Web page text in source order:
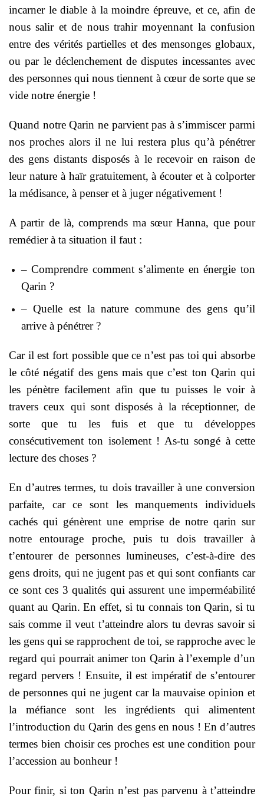
incarner le diable à la moindre épreuve, et ce, afin de
nous salir et de nous trahir moyennant la confusion
entre des vérités partielles et des mensonges globaux,
ou par le déclenchement de disputes incessantes avec
des personnes qui nous tiennent à cœur de sorte que se
vide notre énergie !
Quand notre Qarin ne parvient pas à s’immiscer parmi
nos proches alors il ne lui restera plus qu’à pénétrer
des gens distants disposés à le recevoir en raison de
leur nature à haïr gratuitement, à écouter et à colporter
la médisance, à penser et à juger négativement !
A partir de là, comprends ma sœur Hanna, que pour
remédier à ta situation il faut :
– Comprendre comment s’alimente en énergie ton
Qarin ?
– Quelle est la nature commune des gens qu’il
arrive à pénétrer ?
Car il est fort possible que ce n’est pas toi qui absorbe
le côté négatif des gens mais que c’est ton Qarin qui
les pénètre facilement afin que tu puisses le voir à
travers ceux qui sont disposés à la réceptionner, de
sorte que tu les fuis et que tu développes
consécutivement ton isolement ! As-tu songé à cette
lecture des choses ?
En d’autres termes, tu dois travailler à une conversion
parfaite, car ce sont les manquements individuels
cachés qui génèrent une emprise de notre qarin sur
notre entourage proche, puis tu dois travailler à
t’entourer de personnes lumineuses, c’est-à-dire des
gens droits, qui ne jugent pas et qui sont confiants car
ce sont ces 3 qualités qui assurent une imperméabilité
quant au Qarin. En effet, si tu connais ton Qarin, si tu
sais comme il veut t’atteindre alors tu devras savoir si
les gens qui se rapprochent de toi, se rapproche avec le
regard qui pourrait animer ton Qarin à l’exemple d’un
regard pervers ! Ensuite, il est impératif de s’entourer
de personnes qui ne jugent car la mauvaise opinion et
la méfiance sont les ingrédients qui alimentent
l’introduction du Qarin des gens en nous ! En d’autres
termes bien choisir ces proches est une condition pour
l’accession au bonheur !
Pour finir, si ton Qarin n’est pas parvenu à t’atteindre